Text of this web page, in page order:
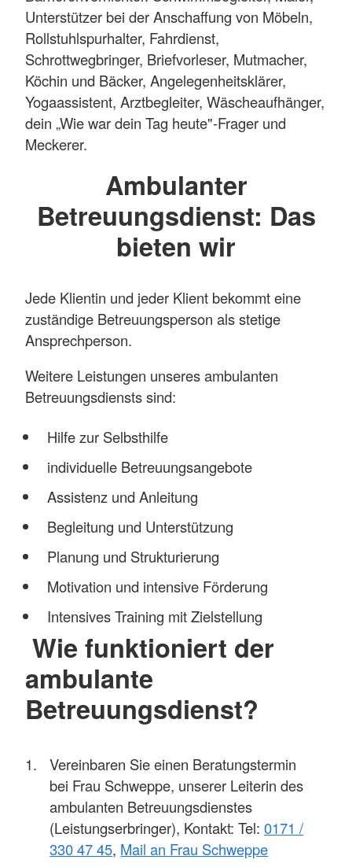
Unterstützer bei der Anschaffung von Möbeln,
Rollstuhlspurhalter, Fahrdienst,
Schrottwegbringer, Briefvorleser, Mutmacher,
Köchin und Bäcker, Angelegenheitsklärer,
Yogaassistent, Arztbegleiter, Wäscheaufhänger,
dein „Wie war dein Tag heute"-Frager und
Meckerer.
Ambulanter
Betreuungsdienst: Das
bieten wir
Jede Klientin und jeder Klient bekommt eine
zuständige Betreuungsperson als stetige
Ansprechperson.
Weitere Leistungen unseres ambulanten
Betreuungsdiensts sind:
Hilfe zur Selbsthilfe
individuelle Betreuungsangebote
Assistenz und Anleitung
Begleitung und Unterstützung
Planung und Strukturierung
Motivation und intensive Förderung
Intensives Training mit Zielstellung
Wie funktioniert der
ambulante
Betreuungsdienst?
Vereinbaren Sie einen Beratungstermin
bei Frau Schweppe, unserer Leiterin des
ambulanten Betreuungsdienstes
(Leistungserbringer), Kontakt: Tel:0171 /
330 47 45, Mail an Frau Schweppe